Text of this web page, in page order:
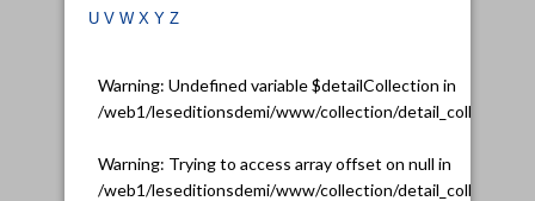
uvwx yz
Warning: Undefined variable $detailCollection in
/web1/leseditionsdemi/www/collection/
Warning: Trying to access array offset on null in
/web1/leseditionsdemi/www/collection/